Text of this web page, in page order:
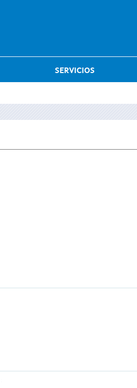
SERVICIOS